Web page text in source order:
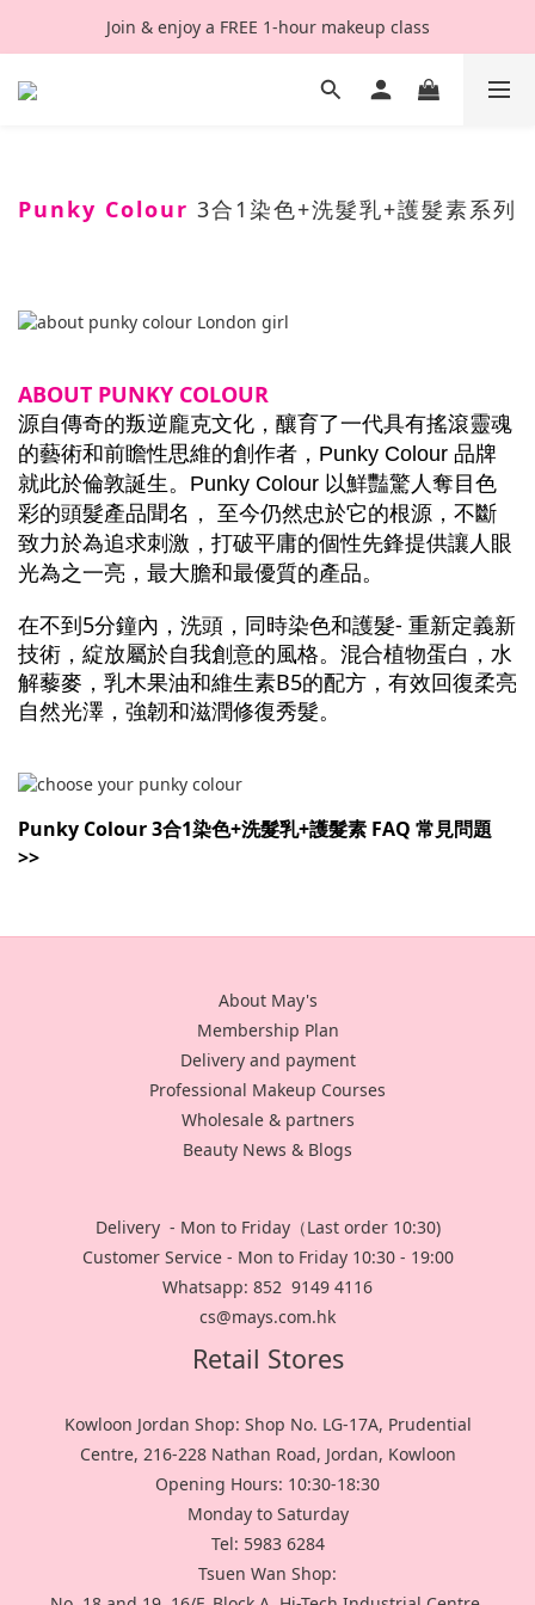
Join & enjoy a FREE 1-hour makeup class
Punky Colour 3合1染色+洗髮乳+護髮素系列
ABOUT PUNKY COLOUR
源自傳奇的叛逆龐克文化，釀育了一代具有搖滾靈魂
的藝術和前瞻性思維的創作者，Punky Colour 品牌
就此於倫敦誕生。Punky Colour 以鮮豔驚人奪目色
彩的頭髮產品聞名， 至今仍然忠於它的根源，不斷
致力於為追求刺激，打破平庸的個性先鋒提供讓人眼
光為之一亮，最大膽和最優質的產品。
在不到5分鐘內， 洗頭，同時染色和護髮- 重新定義新
技術，綻放屬於自我創意的風格。混合植物蛋白，水
解藜麥，乳木果油和維生素B5的配方，有效回復柔亮
自然光澤，強韌和滋潤修復秀髮。
Punky Colour 3合1染色+洗髮乳+護髮素 FAQ 常見問題
>>
About May's
Membership Plan
Delivery and payment
Professional Makeup Courses
Wholesale & partners
Beauty News & Blogs
Delivery - Mon to Friday（Last order 10:30)
Customer Service - Mon to Friday 10:30 - 19:00
Whatsapp: 852 9149 4116
cs@mays.com.hk
Retail Stores
Kowloon Jordan Shop: Shop No. LG-17A, Prudential
Centre, 216-228 Nathan Road, Jordan, Kowloon
Opening Hours: 10:30-18:30
Monday to Saturday
Tel: 5983 6284
Tsuen Wan Shop: